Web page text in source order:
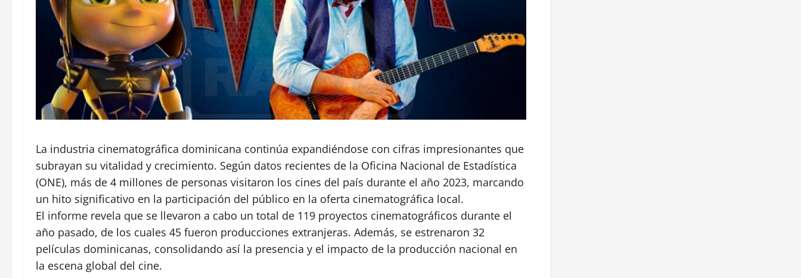
La industria cinematográfica dominicana continúa expandiéndose con cifras impresionantes que
subrayan su vitalidad y crecimiento. Según datos recientes de la Oficina Nacional de Estadística
(ONE), más de 4 millones de personas visitaron los cines del país durante el año 2023, marcando
un hito significativo en la participación del público en la oferta cinematográfica local.
El informe revela que se llevaron a cabo un total de 119 proyectos cinematográficos durante el
año pasado, de los cuales 45 fueron producciones extranjeras. Además, se estrenaron 32
películas dominicanas, consolidando así la presencia y el impacto de la producción nacional en
la escena global del cine.